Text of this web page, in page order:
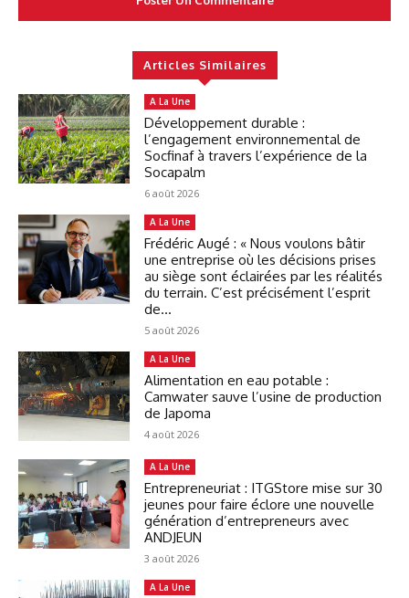
Articles Similaires
A La Une
Développement durable :
l’engagement environnemental de
Socfinaf à travers l’expérience de la
Socapalm
6 août 2026
A La Une
Frédéric Augé : « Nous voulons bâtir
une entreprise où les décisions prises
au siège sont éclairées par les réalités
du terrain. C’est précisément l’esprit
de...
5 août 2026
A La Une
Alimentation en eau potable :
Camwater sauve l’usine de production
de Japoma
4 août 2026
A La Une
Entrepreneuriat : ITGStore mise sur 30
jeunes pour faire éclore une nouvelle
génération d’entrepreneurs avec
ANDJEUN
3 août 2026
A La Une